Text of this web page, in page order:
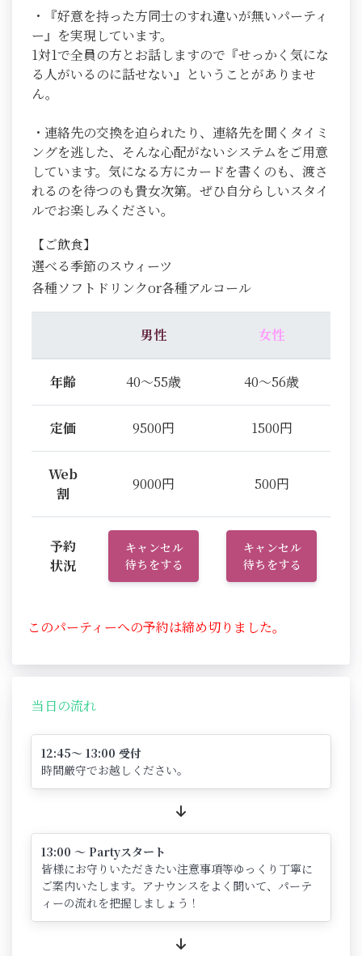
・『好意を持った方同士のすれ違いが無いパーティ
ー』を実現しています。
1対1で全員の方とお話しますので『せっかく気にな
る人がいるのに話せない』ということがありませ
ん。
・連絡先の交換を迫られたり、連絡先を聞くタイミ
ングを逃した、そんな心配がないシステムをご用意
しています。気になる方にカードを書くのも、渡さ
れるのを待つのも貴女次第。ぜひ自分らしいスタイ
ルでお楽しみください。
【ご飲食】
選べる季節のスウィーツ
各種ソフトドリンクor各種アルコール
男性 女性
年齢 40～55歳 40～56歳
定価 9500円 1500円
Web
割
9000円 500円
予約
状況
キャンセル
待ちをする
キャンセル
待ちをする
このパーティーへの予約は締め切りました。
当日の流れ
12:45～ 13:00 受付
時間厳守でお越しください。
13:00 ～ Partyスタート
皆様にお守りいただきたい注意事項等ゆっくり丁寧に
ご案内いたします。アナウンスをよく聞いて、パーテ
ィーの流れを把握しましょう！